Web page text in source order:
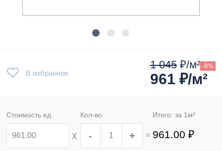
В избранное
1 045₽/м² -8%
961 ₽/м²
Стоимость ед.
Х
Кол-во
- + =
Итого: за 1 м²
961.00 ₽